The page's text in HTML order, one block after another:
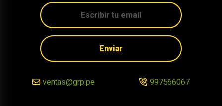
Enviar
ventas@grp.pe 997566067